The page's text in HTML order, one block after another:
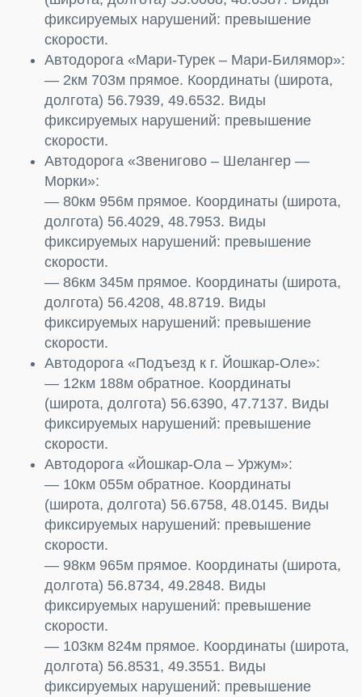
фиксируемых нарушений: превышение
скорости.
Автодорога «Мари-Турек – Мари-Билямор»:
— 2км 703м прямое. Координаты (широта,
долгота) 56.7939, 49.6532. Виды
фиксируемых нарушений: превышение
скорости.
Автодорога «Звенигово – Шелангер —
Морки»:
— 80км 956м прямое. Координаты (широта,
долгота) 56.4029, 48.7953. Виды
фиксируемых нарушений: превышение
скорости.
— 86км 345м прямое. Координаты (широта,
долгота) 56.4208, 48.8719. Виды
фиксируемых нарушений: превышение
скорости.
Автодорога «Подъезд к г. Йошкар-Оле»:
— 12км 188м обратное. Координаты
(широта, долгота) 56.6390, 47.7137. Виды
фиксируемых нарушений: превышение
скорости.
Автодорога «Йошкар-Ола – Уржум»:
— 10км 055м обратное. Координаты
(широта, долгота) 56.6758, 48.0145. Виды
фиксируемых нарушений: превышение
скорости.
— 98км 965м прямое. Координаты (широта,
долгота) 56.8734, 49.2848. Виды
фиксируемых нарушений: превышение
скорости.
— 103км 824м прямое. Координаты (широта,
долгота) 56.8531, 49.3551. Виды
фиксируемых нарушений: превышение